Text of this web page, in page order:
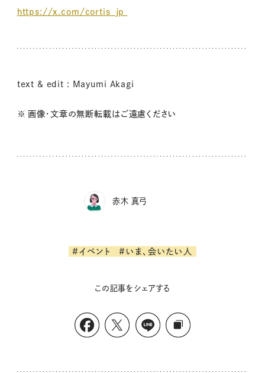
https://x.com/cortis_jp
text & edit : Mayumi Akagi
※ 画像・文章の無断転載はご遠慮ください
赤木 真弓
#イベント #いま、会いたい人
この記事をシェアする